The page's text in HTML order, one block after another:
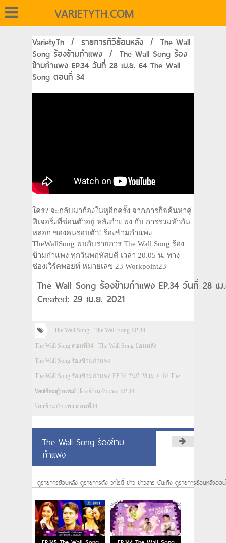
VARIETYTH.COM
VarietyTh / รายการทีวีย้อนหลัง / The Wall
Song ร้องข้ามกำแพง / The Wall Song ร้อง
ข้ามกำแพง EP.34 วันที่ 28 เม.ย. 64 The Wall
Song ตอนที่ 34
ใคร? จะกลับมาก้องในหูอีกครั้ง จากภารกิจค้นหาคู่
ฟีเจอริ่งที่ซ่อนตัวอยู่ หลังกำแพง กับ การรวมหัวกัน
หลอก ของคนรอบตัว! ร้องข้ามกำแพง
TheWallSong พบกับรายการ The Wall Song ร้อง
ข้ามกำแพง ทุกวันพฤหัสบดี เวลา 20.05 น. ทาง
ช่องเวิร์คพอยท์ หมายเลข 23 Workpoint23
The Wall Song ร้องข้ามกำแพง EP.34 วันที่ 28
Created: 29 เม.ย. 2021
The Wall Song The Wall Song EP.34
The Wall Song ตอนที่34 The Wall Song ย้อนหลัง
The Wall Song ร้องข้ามกำแพง
The Wall Song ร้องข้ามกำแพง EP.34 วันที่ 28 เม.ย. 64 The
Wall Song ตอนที่ 3
ร้องข้ามกำแพง ร้องข้ามกำแพง EP.34
ร้องข้ามกำแพง ตอนที่34
The Wall Song ร้องข้าม
กำแพง
ดูรายการย้อนหลัง ดูรายการดัง วาไรตี้ ข่าว ข่าวสาร บันเทิง ดูรายการย้อนหลังออ